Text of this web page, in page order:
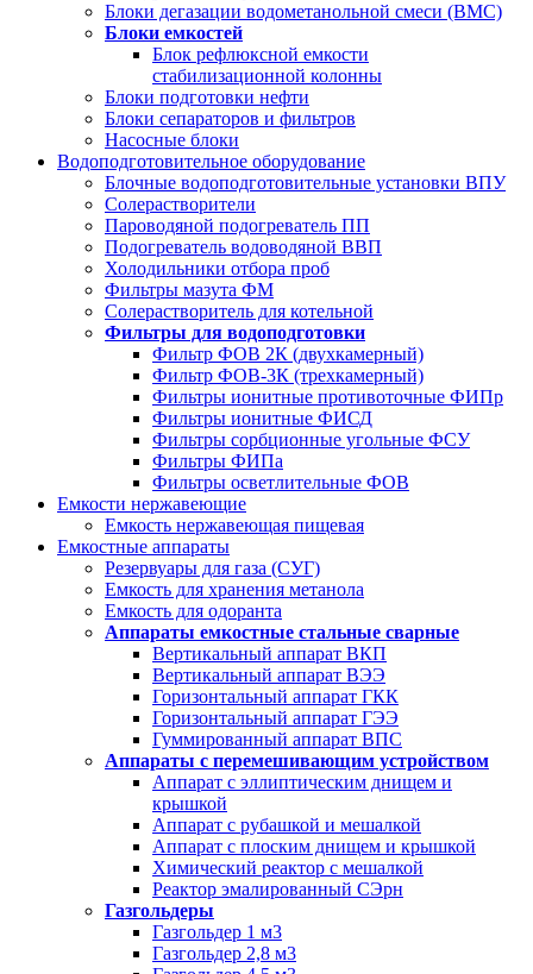
Блоки дегазации водометанольной смеси (BMC)
Блоки емкостей
Блок рефлюксной емкости
стабилизационной колонны
Блоки подготовки нефти
Блоки сепараторов и фильтров
Насосные блоки
Водоподготовительное оборудование
Блочные водоподготовительные установки ВПУ
Солерастворители
Пароводяной подогреватель ПП
Подогреватель водоводяной ВВП
Холодильники отбора проб
Фильтры мазута ФМ
Солерастворитель для котельной
Фильтры для водоподготовки
Фильтр ФОВ 2К (двухкамерный)
Фильтр ФОВ-3К (трехкамерный)
Фильтры ионитные противоточные ФИПр
Фильтры ионитные ФИСД
Фильтры сорбционные угольные ФСУ
Фильтры ФИПа
Фильтры осветлительные ФОВ
Емкости нержавеющие
Емкость нержавеющая пищевая
Емкостные аппараты
Резервуары для газа (СУГ)
Емкость для хранения метанола
Емкость для одоранта
Аппараты емкостные стальные сварные
Вертикальный аппарат ВКП
Вертикальный аппарат ВЭЭ
Горизонтальный аппарат ГКК
Горизонтальный аппарат ГЭЭ
Гуммированный аппарат ВПС
Аппараты с перемешивающим устройством
Аппарат с эллиптическим днищем и
крышкой
Аппарат с рубашкой и мешалкой
Аппарат с плоским днищем и крышкой
Химический реактор с мешалкой
Реактор эмалированный СЭрн
Газгольдеры
Газгольдер 1 м3
Газгольдер 2,8 м3